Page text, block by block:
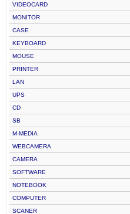
VIDEOCARD
MONITOR
CASE
KEYBOARD
MOUSE
PRINTER
LAN
UPS
CD
SB
M-MEDIA
WEBCAMERA
CAMERA
SOFTWARE
NOTEBOOK
COMPUTER
SCANER